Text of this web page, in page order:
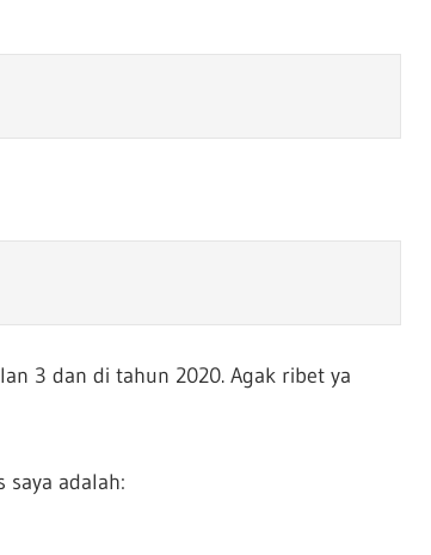
3 dan di tahun 2020. Agak ribet ya
saya adalah: